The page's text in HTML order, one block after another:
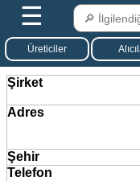
☰
Üreticiler
Şirket
Adres
Şehir
Telefon